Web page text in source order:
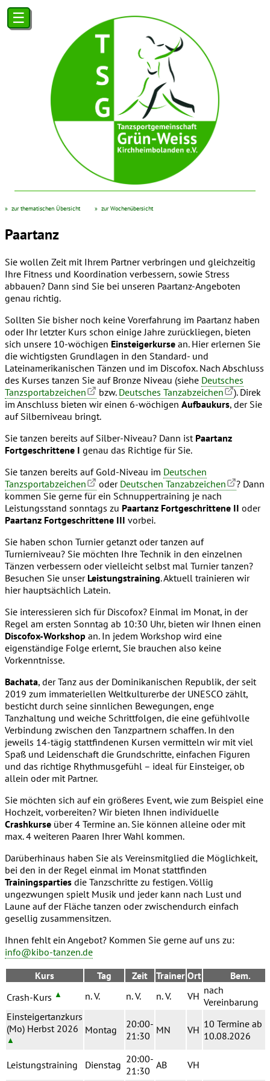
☰
zur thematischen Übersicht zur Wochenübersicht
Paartanz
Sie wollen Zeit mit Ihrem Partner verbringen und gleichzeitig
Ihre Fitness und Koordination verbessern, sowie Stress
abbauen? Dann sind Sie bei unseren Paartanz-Angeboten
genau richtig.
Sollten Sie bisher noch keine Vorerfahrung im Paartanz haben
oder Ihr letzter Kurs schon einige Jahre zurückliegen, bieten
sich unsere 10-wöchigen Einsteigerkurse an. Hier erlernen Sie
die wichtigsten Grundlagen in den Standard- und
Lateinamerikanischen Tänzen und im Discofox. Nach Abschluss
des Kurses tanzen Sie auf Bronze Niveau (siehe Deutsches
Tanzsportabzeichen
bzw. Deutsches Tanzabzeichen
). Direk
im Anschluss bieten wir einen 6-wöchigen Aufbaukurs, der Sie
auf Silberniveau bringt.
Sie tanzen bereits auf Silber-Niveau? Dann ist Paartanz
Fortgeschrittene I genau das Richtige für Sie.
Sie tanzen bereits auf Gold-Niveau im Deutschen
Tanzsportabzeichen
oder Deutschen Tanzabzeichen
? Dann
kommen Sie gerne für ein Schnuppertraining je nach
Leistungsstand sonntags zu Paartanz Fortgeschrittene II oder
Paartanz Fortgeschrittene III vorbei.
Sie haben schon Turnier getanzt oder tanzen auf
Turnierniveau? Sie möchten Ihre Technik in den einzelnen
Tänzen verbessern oder vielleicht selbst mal Turnier tanzen?
Besuchen Sie unser Leistungstraining. Aktuell trainieren wir
hier hauptsächlich Latein.
Sie interessieren sich für Discofox? Einmal im Monat, in der
Regel am ersten Sonntag ab 10:30 Uhr, bieten wir Ihnen einen
Discofox-Workshop an. In jedem Workshop wird eine
eigenständige Folge erlernt, Sie brauchen also keine
Vorkenntnisse.
Bachata, der Tanz aus der Dominikanischen Republik, der seit
2019 zum immateriellen Weltkulturerbe der UNESCO zählt,
besticht durch seine sinnlichen Bewegungen, enge
Tanzhaltung und weiche Schrittfolgen, die eine gefühlvolle
Verbindung zwischen den Tanzpartnern schaffen. In den
jeweils 14-tägig stattfindenen Kursen vermitteln wir mit viel
Spaß und Leidenschaft die Grundschritte, einfachen Figuren
und das richtige Rhythmusgefühl – ideal für Einsteiger, ob
allein oder mit Partner.
Sie möchten sich auf ein größeres Event, wie zum Beispiel eine
Hochzeit, vorbereiten? Wir bieten Ihnen individuelle
Crashkurse über 4 Termine an. Sie können alleine oder mit
max. 4 weiteren Paaren Ihrer Wahl kommen.
Darüberhinaus haben Sie als Vereinsmitglied die Möglichkeit,
bei den in der Regel einmal im Monat stattfinden
Trainingsparties die Tanzschritte zu festigen. Völlig
ungezwungen spielt Musik und jeder kann nach Lust und
Laune auf der Fläche tanzen oder zwischendurch einfach
gesellig zusammensitzen.
Ihnen fehlt ein Angebot? Kommen Sie gerne auf uns zu:
info@kibo-tanzen.de
Kurs
Tag Zeit Trainer Ort
Bem.
Crash-Kurs ▲ n. V. n. V. n. V. VH nach
Vereinbarung
Einsteigertanzkurs
(Mo) Herbst 2026
▲
Montag
20:00-
21:30 MN VH 10 Termine ab
10.08.2026
Leistungstraining Dienstag 20:00-
21:30 AB
VH